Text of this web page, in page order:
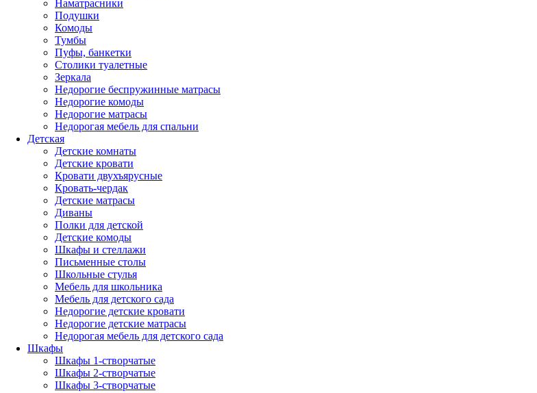
Наматрасники
Подушки
Комоды
Тумбы
Пуфы, банкетки
Столики туалетные
Зеркала
Недорогие беспружинные матрасы
Недорогие комоды
Недорогие матрасы
Недорогая мебель для спальни
Детская
Детские комнаты
Детские кровати
Кровати двухъярусные
Кровать-чердак
Детские матрасы
Диваны
Полки для детской
Детские комоды
Шкафы и стеллажи
Письменные столы
Школьные стулья
Мебель для школьника
Мебель для детского сада
Недорогие детские кровати
Недорогие детские матрасы
Недорогая мебель для детского сада
Шкафы
Шкафы 1-створчатые
Шкафы 2-створчатые
Шкафы 3-створчатые